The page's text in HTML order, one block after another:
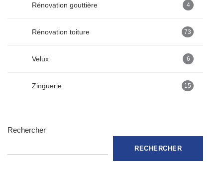
Rénovation gouttière 4
Rénovation toiture 73
Velux 6
Zinguerie 15
Rechercher
RECHERCHER